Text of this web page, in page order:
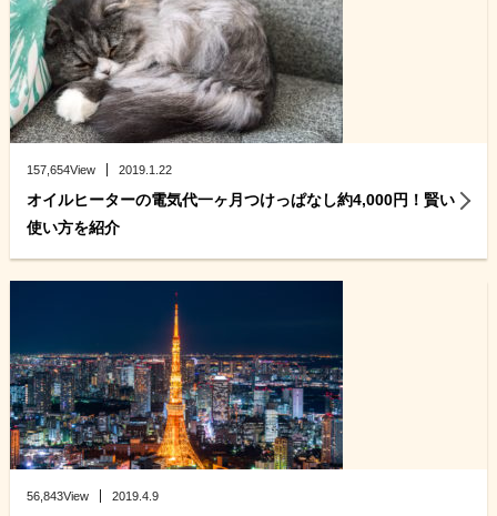
157,654View 2019.1.22
オイルヒーターの電気代一ヶ月つけっぱなし約4,000円！賢い
使い方を紹介
56,843View 2019.4.9